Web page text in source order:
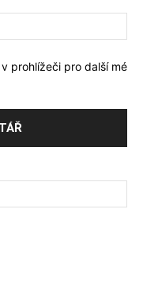
prohlížeči pro další mé